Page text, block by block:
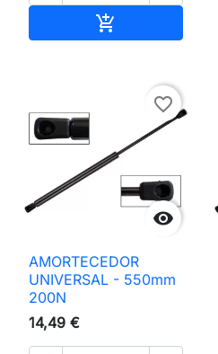


favorite_border
AMORTECEDOR
UNIVERSAL - 550mm
200N
14,49 €